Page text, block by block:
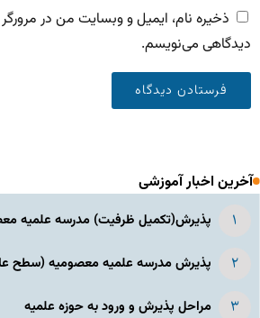
ذخیره نام، ایمیل و وبسایت من در مرورگر
دیدگاهی می‌نویسم.
آخرین اخبار آموزشی
پذیرش(تکمیل ظرفیت) مدرسه علمیه
پذیرش مدرسه علمیه معصومیه‌ (سطح
مراحل پذیرش و ورود به حوزه علمیه